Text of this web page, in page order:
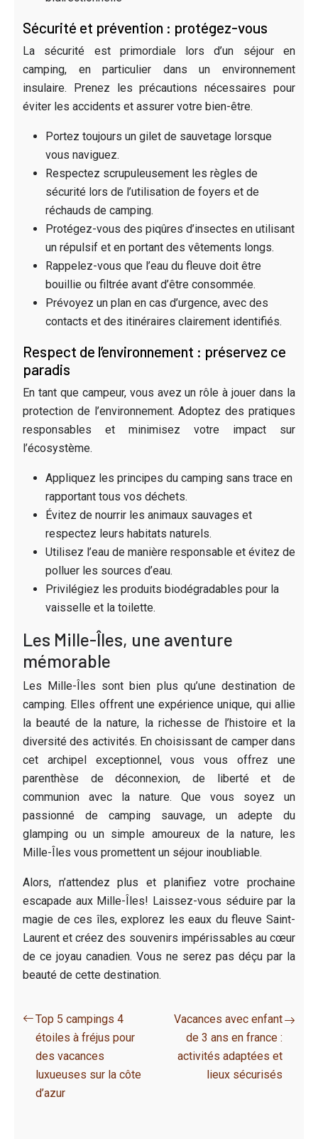
Sécurité et prévention : protégez-vous
La sécurité est primordiale lors d’un séjour en
camping, en particulier dans un environnement
insulaire. Prenez les précautions nécessaires pour
éviter les accidents et assurer votre bien-être.
Portez toujours un gilet de sauvetage lorsque
vous naviguez.
Respectez scrupuleusement les règles de
sécurité lors de l’utilisation de foyers et de
réchauds de camping.
Protégez-vous des piqûres d’insectes en utilisant
un répulsif et en portant des vêtements longs.
Rappelez-vous que l’eau du fleuve doit être
bouillie ou filtrée avant d’être consommée.
Prévoyez un plan en cas d’urgence, avec des
contacts et des itinéraires clairement identifiés.
Respect de l’environnement : préservez ce
paradis
En tant que campeur, vous avez un rôle à jouer dans la
protection de l’environnement. Adoptez des pratiques
responsables et minimisez votre impact sur
l’écosystème.
Appliquez les principes du camping sans trace en
rapportant tous vos déchets.
Évitez de nourrir les animaux sauvages et
respectez leurs habitats naturels.
Utilisez l’eau de manière responsable et évitez de
polluer les sources d’eau.
Privilégiez les produits biodégradables pour la
vaisselle et la toilette.
Les Mille-Îles, une aventure
mémorable
Les Mille-Îles sont bien plus qu’une destination de
camping. Elles offrent une expérience unique, qui allie
la beauté de la nature, la richesse de l’histoire et la
diversité des activités. En choisissant de camper dans
cet archipel exceptionnel, vous vous offrez une
parenthèse de déconnexion, de liberté et de
communion avec la nature. Que vous soyez un
passionné de camping sauvage, un adepte du
glamping ou un simple amoureux de la nature, les
Mille-Îles vous promettent un séjour inoubliable.
Alors, n’attendez plus et planifiez votre prochaine
escapade aux Mille-Îles! Laissez-vous séduire par la
magie de ces îles, explorez les eaux du fleuve Saint-
Laurent et créez des souvenirs impérissables au cœur
de ce joyau canadien. Vous ne serez pas déçu par la
beauté de cette destination.
Top 5 campings 4
étoiles à fréjus pour
des vacances
luxueuses sur la côte
d’azur
Vacances avec enfant
de 3 ans en france :
activités adaptées et
lieux sécurisés